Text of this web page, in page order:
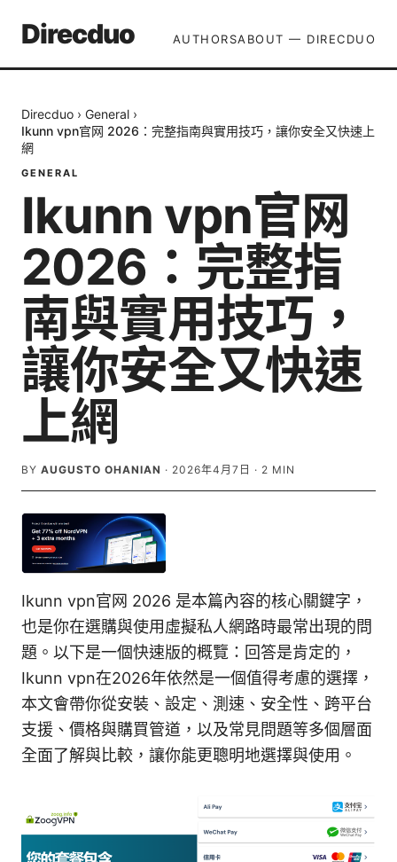
Direcduo AUTHORSABOUT — DIRECDUO
Direcduo › General ›
Ikunn vpn官网 2026：完整指南與實用技巧，讓你安全又快速上
網
GENERAL
Ikunn vpn官网
2026：完整指
南與實用技巧，
讓你安全又快速
上網
BY AUGUSTO OHANIAN · 2026年4月7日 · 2 MIN
Ikunn vpn官网 2026 是本篇內容的核心關鍵字，
也是你在選購與使用虛擬私人網路時最常出現的問
題。以下是一個快速版的概覽：回答是肯定的，
Ikunn vpn在2026年依然是一個值得考慮的選擇，
本文會帶你從安裝、設定、測速、安全性、跨平台
支援、價格與購買管道，以及常見問題等多個層面
全面了解與比較，讓你能更聰明地選擇與使用。